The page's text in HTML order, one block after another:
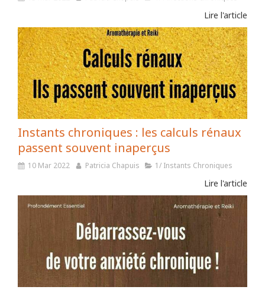
Lire l'article
Instants chroniques : les calculs rénaux
passent souvent inaperçus
10 Mar 2022 Patricia Chapuis 1/ Instants Chroniques
Lire l'article